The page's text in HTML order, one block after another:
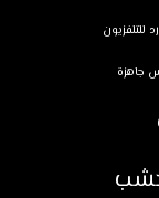
للتلفزيون
جاهزة